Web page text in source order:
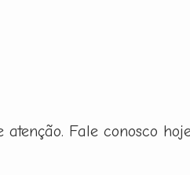
Fale conosco